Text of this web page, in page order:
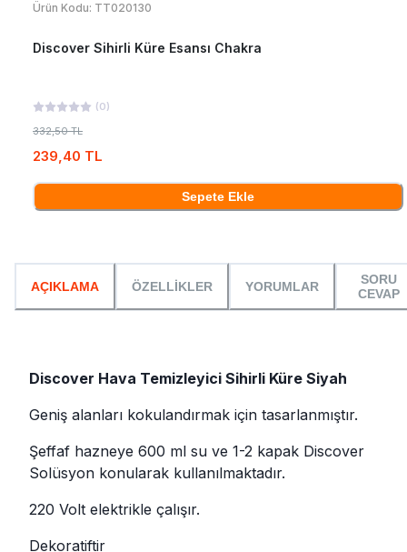
Ürün Kodu: TT020130
Discover Sihirli Küre Esansı Chakra
(0)
332,50 TL
239,40 TL
Sepete Ekle
AÇIKLAMA ÖZELLİKLER YORUMLAR
SORU
CEVAP
Discover Hava Temizleyici Sihirli Küre Siyah
Geniş alanları kokulandırmak için tasarlanmıştır.
Şeffaf hazneye 600 ml su ve 1-2 kapak Discover
Solüsyon konularak kullanılmaktadır.
220 Volt elektrikle çalışır.
Dekoratiftir